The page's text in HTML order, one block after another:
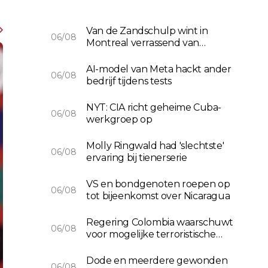
06/08
Van de Zandschulp wint in
Montreal verrassend van
06/08
AI-model van Meta hackt ander
bedrijf tijdens tests
06/08
NYT: CIA richt geheime Cuba-
werkgroep op
06/08
Molly Ringwald had 'slechtste'
ervaring bij tienerserie
06/08
VS en bondgenoten roepen op
tot bijeenkomst over Nicaragua
06/08
Regering Colombia waarschuwt
voor mogelijke terroristische
Dode en meerdere gewonden